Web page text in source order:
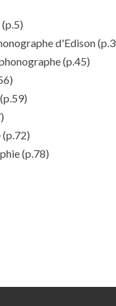
(p.5)
d'Edison
(p.45)
(p.59)
(p.72)
(p.78)